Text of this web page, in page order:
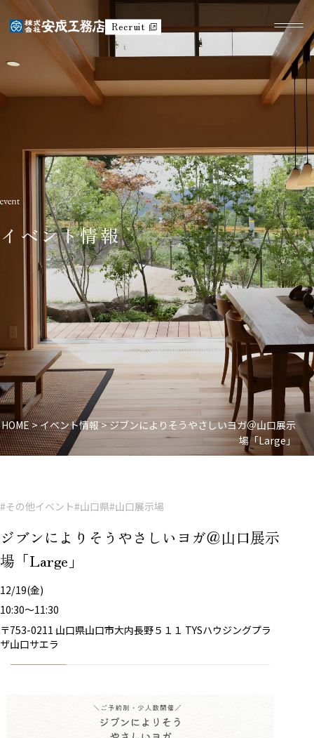
Recruit
イベント情報
HOME>イベント情報>ジブンによりそうやさしいヨガ＠山口展示
場「Large」
#その他イベント#山口県#山口展示場
ジブンによりそうやさしいヨガ＠山口展示
場「Large」
12/19(金)
10:30〜11:30
〒753-0211 山口県山口市大内長野５１１ TYSハウジングプラ
ザ山口サエラ